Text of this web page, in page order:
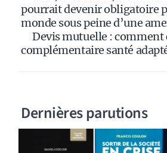
pourrait devenir obligatoire
monde sous peine d’une
Devis mutuelle : comment
complémentaire santé
Dernières parutions